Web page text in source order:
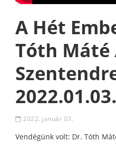
A Hét
Tóth Máté
2022.01.03.
2022. január 03.
Vendégünk volt: Dr. Tóth